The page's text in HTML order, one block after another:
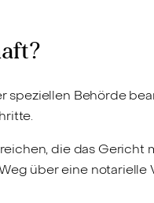
speziellen Behörde
die das Gericht
über eine